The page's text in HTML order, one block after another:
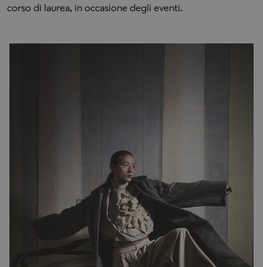
corso di laurea, in occasione degli eventi.